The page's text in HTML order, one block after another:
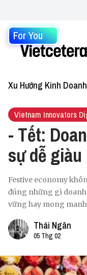
For You
Xu Hướng Kinh Doanh
Vietnam Innovators
- Tết:
sự dễ giàu
Festive economy
đúng những gì doanh
vững hay mong
Thái Ngân
05 Thg 02